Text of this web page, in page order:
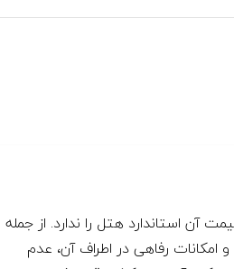
استاندارد هتل را ندارد. از جمله
رفاهی در اطراف آن، عدم